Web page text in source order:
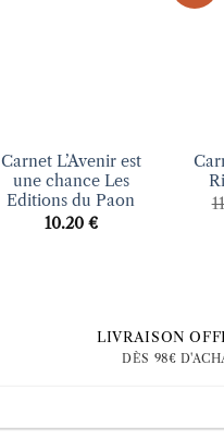
Carnet L’Avenir est
une chance Les
Editions du Paon
10.20 €
LIVRAISON
DÈS 98€